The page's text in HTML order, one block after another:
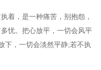
着，是一种痛苦，别抱怨，
忧。把心放平，一切会风平
下，一切会淡然平静;若不执